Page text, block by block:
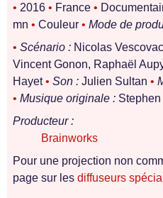
• 2016 • France •
mn • Couleur • Mode de
• Scénario : Nicolas
Vincent Gonon, Raphaël
Hayet• Son : Julien Sultan •
• Musique originale :
Producteur :
Brainworks
Pour une projection non
page sur les diffuseurs